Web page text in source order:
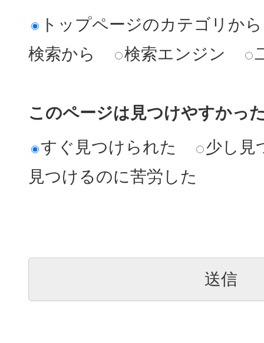
トップページのカテゴリから
検索から
検索エンジン
このページは見つけやすかっ
すぐ見つけられた
少し見
見つけるのに苦労した